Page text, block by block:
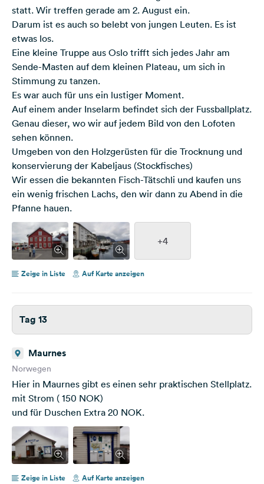
statt. Wir treffen gerade am 2. August ein.
Darum ist es auch so belebt von jungen Leuten. Es ist
etwas los.
Eine kleine Truppe aus Oslo trifft sich jedes Jahr am
Sende-Masten auf dem kleinen Plateau, um sich in
Stimmung zu tanzen.
Es war auch für uns ein lustiger Moment.
Auf einem ander Inselarm befindet sich der Fussballplatz.
Genau dieser, wo wir auf jedem Bild von den Lofoten
sehen können.
Umgeben von den Holzgerüsten für die Trocknung und
konservierung der Kabeljaus (Stockfisches)
Wir essen die bekannten Fisch-Tätschli und kaufen uns
ein wenig frischen Lachs, den wir dann zu Abend in die
Pfanne hauen.
+4
Zeige in Liste Auf Karte anzeigen
Tag 13
Maurnes
Norwegen
Hier in Maurnes gibt es einen sehr praktischen Stellplatz.
mit Strom ( 150 NOK)
und für Duschen Extra 20 NOK.
Zeige in Liste Auf Karte anzeigen